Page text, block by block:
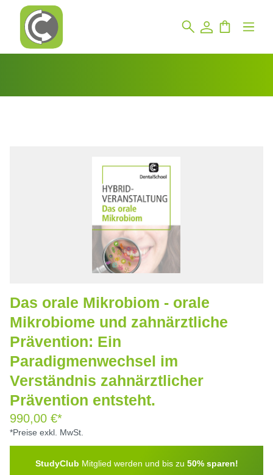
Das orale Mikrobiom - orale
Mikrobiome und zahnärztliche
Prävention: Ein
Paradigmenwechsel im
Verständnis zahnärztlicher
Prävention entsteht.
990,00 €*
*Preise exkl. MwSt.
StudyClub Mitglied werden und bis zu 50% sparen!